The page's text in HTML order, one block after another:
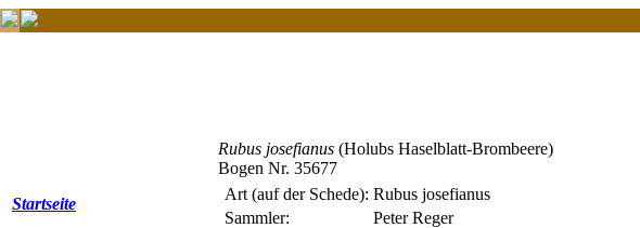
Startseite
Rubus josefianus (Holubs Haselblatt-Brombeere)
Bogen Nr. 35677
Art (auf der Schede): Rubus josefianus
Sammler:
Peter Reger